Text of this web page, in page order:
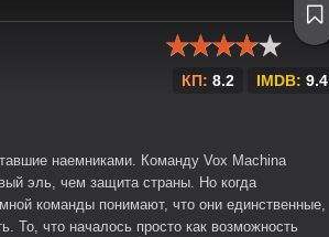
КП: 8.2 IMDB: 9.4
наемниками. Команду Vox Machina
эль, чем защита страны. Но когда
команды понимают, что они единственные,
То, что началось просто как возможность